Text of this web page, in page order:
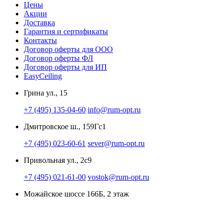
Цены
Акции
Доставка
Гарантия и сертификаты
Контакты
Договор оферты для ООО
Договор оферты ФЛ
Договор оферты для ИП
EasyCeiling
Грина ул., 15
+7 (495) 135-04-60 info@rum-opt.ru
Дмитровское ш., 159Гс1
+7 (495) 023-60-61 sever@rum-opt.ru
Привольная ул., 2с9
+7 (495) 021-61-00 vostok@rum-opt.ru
Можайское шоссе 166Б, 2 этаж